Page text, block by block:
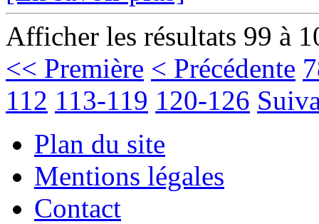
Afficher les résultats 99 à
<< Première < Précédente
112 113-119 120-126
Plan du site
Mentions légales
Contact